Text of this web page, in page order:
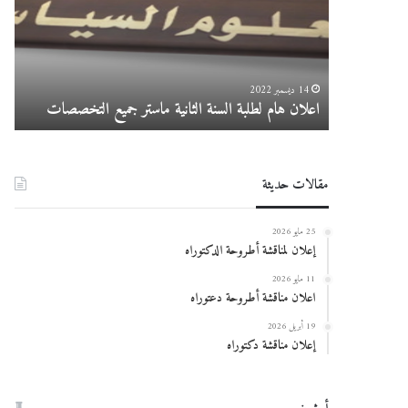
الثانية
ماستر
جميع
التخصصات
14 ديسمبر 2022
اعلان هام لطلبة السنة الثانية ماستر جميع التخصصات
مقالات حديثة
25 مايو 2026
إعلان لمناقشة أطروحة الدكتوراه
11 مايو 2026
اعلان مناقشة أطروحة دعتوراه
19 أبريل 2026
إعلان مناقشة دكتوراه